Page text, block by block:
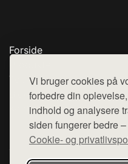
Vi bruger cookies på
forbedre din
indhold og analysere
siden fungerer bedre
Cookie- og
Forside
Top Rabatter
Blog
Kontakt